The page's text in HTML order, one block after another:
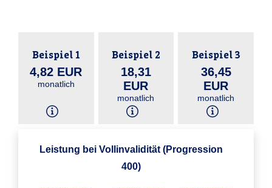
Beispiel 1
4,82 EUR
monatlich
Beispiel 2
18,31
EUR
monatlich
Beispiel 3
36,45
EUR
monatlich
Leistung bei Vollinvalidität (Progression
400)